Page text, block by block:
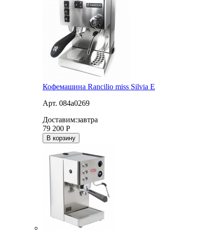
Кофемашина Rancilio miss Silvia E
Арт. 084a0269
Доставим:завтра
79 200 Р
В корзину